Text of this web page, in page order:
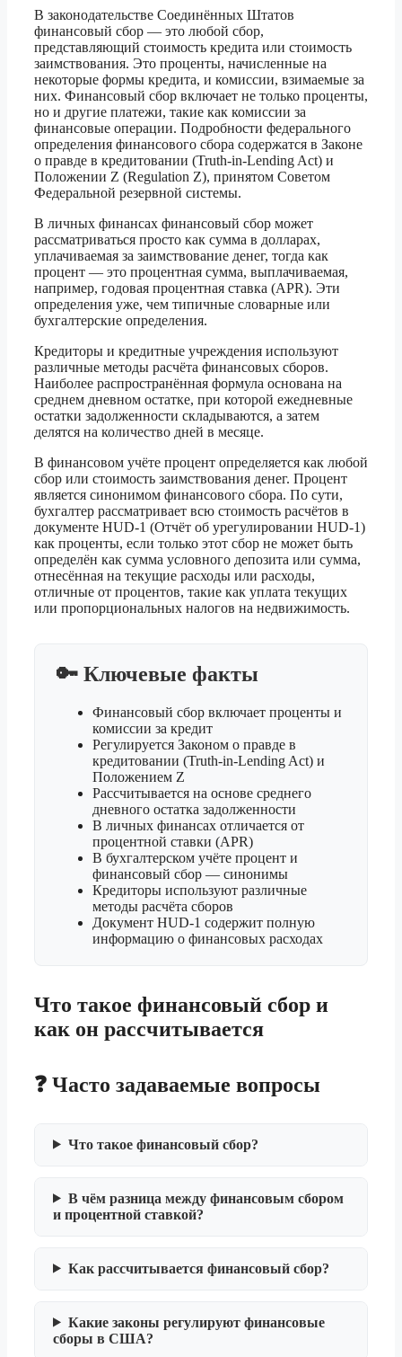
В законодательстве Соединённых Штатов
финансовый сбор — это любой сбор,
представляющий стоимость кредита или стоимость
заимствования. Это проценты, начисленные на
некоторые формы кредита, и комиссии, взимаемые за
них. Финансовый сбор включает не только проценты,
но и другие платежи, такие как комиссии за
финансовые операции. Подробности федерального
определения финансового сбора содержатся в Законе
о правде в кредитовании (Truth-in-Lending Act) и
Положении Z (Regulation Z), принятом Советом
Федеральной резервной системы.
В личных финансах финансовый сбор может
рассматриваться просто как сумма в долларах,
уплачиваемая за заимствование денег, тогда как
процент — это процентная сумма, выплачиваемая,
например, годовая процентная ставка (APR). Эти
определения уже, чем типичные словарные или
бухгалтерские определения.
Кредиторы и кредитные учреждения используют
различные методы расчёта финансовых сборов.
Наиболее распространённая формула основана на
среднем дневном остатке, при которой ежедневные
остатки задолженности складываются, а затем
делятся на количество дней в месяце.
В финансовом учёте процент определяется как любой
сбор или стоимость заимствования денег. Процент
является синонимом финансового сбора. По сути,
бухгалтер рассматривает всю стоимость расчётов в
документе HUD-1 (Отчёт об урегулировании HUD-1)
как проценты, если только этот сбор не может быть
определён как сумма условного депозита или сумма,
отнесённая на текущие расходы или расходы,
отличные от процентов, такие как уплата текущих
или пропорциональных налогов на недвижимость.
🔑 Ключевые факты
Финансовый сбор включает проценты и
комиссии за кредит
Регулируется Законом о правде в
кредитовании (Truth-in-Lending Act) и
Положением Z
Рассчитывается на основе среднего
дневного остатка задолженности
В личных финансах отличается от
процентной ставки (APR)
В бухгалтерском учёте процент и
финансовый сбор — синонимы
Кредиторы используют различные
методы расчёта сборов
Документ HUD-1 содержит полную
информацию о финансовых расходах
Что такое финансовый сбор и
как он рассчитывается
❓ Часто задаваемые вопросы
Что такое финансовый сбор?
В чём разница между финансовым сбором
и процентной ставкой?
Как рассчитывается финансовый сбор?
Какие законы регулируют финансовые
сборы в США?